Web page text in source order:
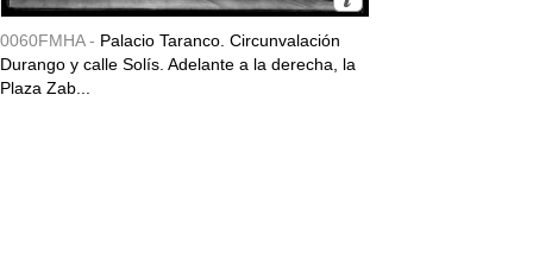
0060FMHA - Palacio Taranco. Circunvalación
Durango y calle Solís. Adelante a la derecha, la
Plaza Zab...